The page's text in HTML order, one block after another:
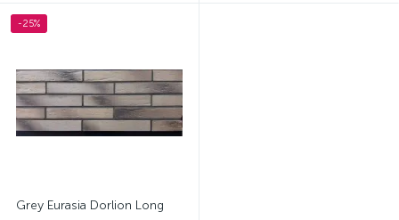
-25%
Grey Eurasia Dorlion Long